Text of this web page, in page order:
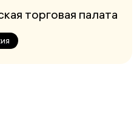
торговая палата